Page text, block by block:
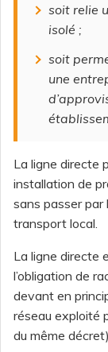
soit relie
isolé ;
soit
une
La ligne directe
installation de
sans passer par
transport local.
La ligne directe
l’obligation de
devant en
réseau exploité
du même décret).